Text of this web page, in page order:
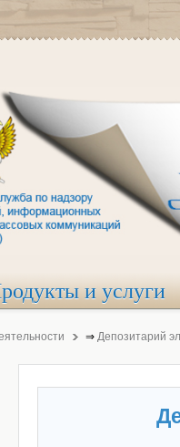
и услуги
⇒ Депозитарий